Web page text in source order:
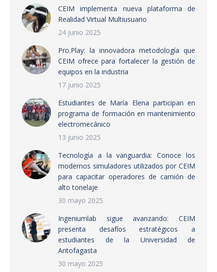
CEIM implementa nueva plataforma de
Realidad Virtual Multiusuario
24 junio 2025
Pro.Play: la innovadora metodología que
CEIM ofrece para fortalecer la gestión de
equipos en la industria
17 junio 2025
Estudiantes de María Elena participan en
programa de formación en mantenimiento
electromecánico
13 junio 2025
Tecnología a la vanguardia: Conoce los
modernos simuladores utilizados por CEIM
para capacitar operadores de camión de
alto tonelaje
30 mayo 2025
Ingeniumlab sigue avanzando: CEIM
presenta desafíos estratégicos a
estudiantes de la Universidad de
Antofagasta
30 mayo 2025